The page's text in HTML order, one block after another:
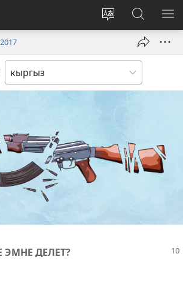
Башка
тандоо
Кирүү
(жаңы
JW.ORG
сайтынан
издөө
ДЕЛЕТ?